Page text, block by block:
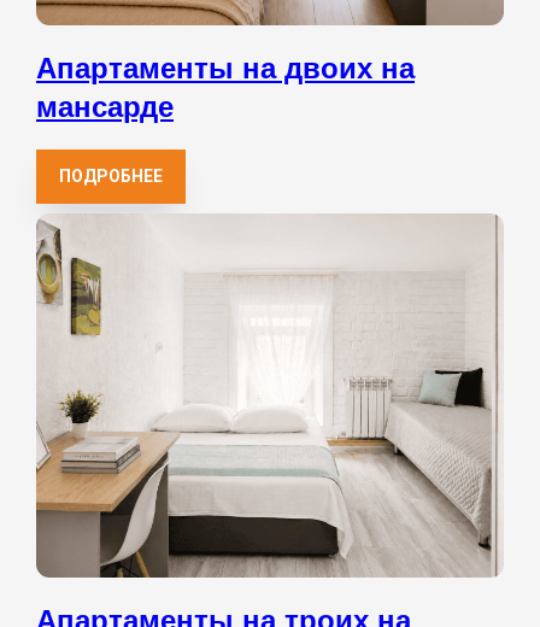
Апартаменты на двоих на
мансарде
ПОДРОБНЕЕ
Апартаменты на троих на